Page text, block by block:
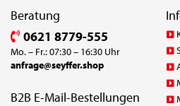
Beratung
0621 8779-555
Mo. – Fr.: 07:30 – 16:30 Uhr
anfrage@seyffer.shop
B2B E-Mail-Bestellungen